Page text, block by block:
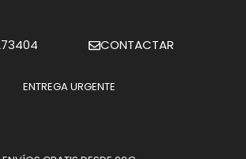
CONTACTAR
ENTREGA URGENTE